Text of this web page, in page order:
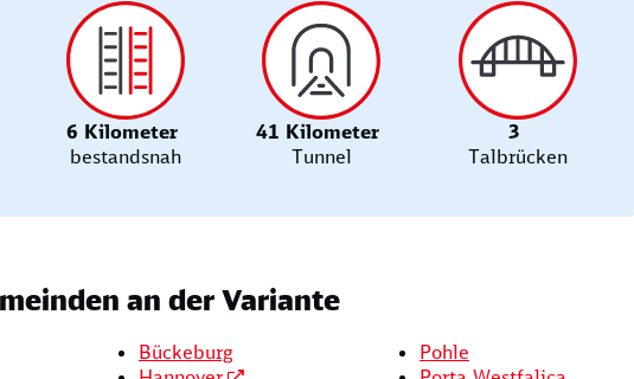
6 Kilometer
bestandsnah
41 Kilometer
Tunnel
3
Talbrücken
an der Variante
Bückeburg
Pohle